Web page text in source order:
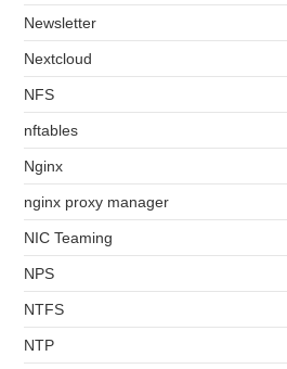
Newsletter
Nextcloud
NFS
nftables
Nginx
nginx proxy manager
NIC Teaming
NPS
NTFS
NTP